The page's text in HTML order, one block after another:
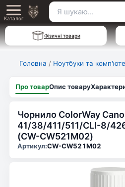
Перейти
до
вмісту
Main
Menu
Каталог
Пошук
для:
Фізичні товари
Головна / Ноутбуки та
Про товарОпис товару
Чорнило ColorWay
41/38/411/511/CLI-8/
(CW-CW521M02)
Артикул:CW-CW521M02